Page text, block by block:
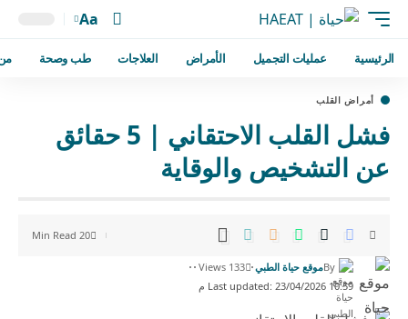
Aa
الرئيسية عمليات التجميل الأمراض العلاجات طب وصحة
أمراض القلب
فشل القلب الاحتقاني | 5 حقائق
عن التشخيص والوقاية
Last updated: 23/04/2026 10:59 م
Byموقع حياة الطبي 133 Views
20 Min Read